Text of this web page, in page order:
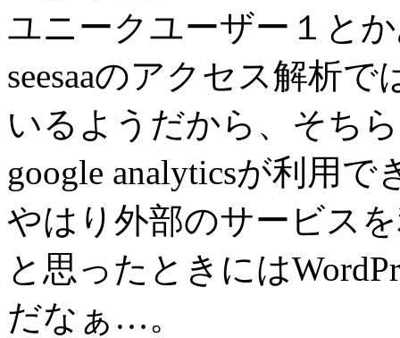
ユニークユーザー１と
seesaaのアクセス解析
いるようだから、そち
google analyticsが利用
やはり外部のサービス
と思ったときには
だなぁ…。